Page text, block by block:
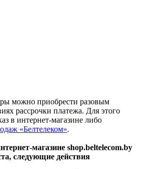
можно приобрести разовым
рассрочки платежа. Для этого
в интернет-магазине либо
«Белтелеком».
магазине shop.beltelecom.by
следующие действия